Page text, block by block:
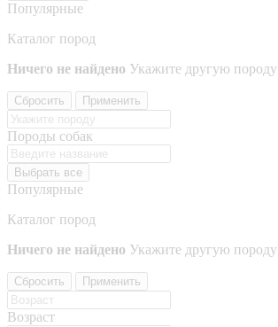
Популярные
Каталог пород
Ничего не найдено Укажите другую породу
Сбросить Применить
Породы собак
Выбрать все
Популярные
Каталог пород
Ничего не найдено Укажите другую породу
Сбросить Применить
Возраст